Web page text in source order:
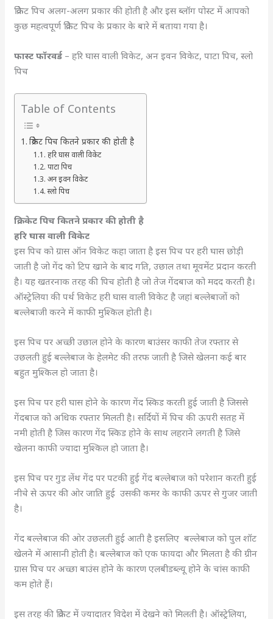
क्रिकेट पिच अलग-अलग प्रकार की होती है और इस ब्लॉग पोस्ट में आपको
कुछ महत्वपूर्ण क्रिकेट पिच के प्रकार के बारे में बताया गया है।
फास्ट फॉरवर्ड – हरि घास वाली विकेट, अन इवन विकेट, पाटा पिच, स्लो
पिच
Table of Contents
क्रिकेट पिच कितने प्रकार की होती है
हरि घास वाली विकेट
पाटा पिच
अन इवन विकेट
स्लो पिच
क्रिकेट पिच कितने प्रकार की होती है
हरि घास वाली विकेट
इस पिच को ग्रास ऑन विकेट कहा जाता है इस पिच पर हरी घास छोड़ी
जाती है जो गेंद को टिप खाने के बाद गति, उछाल तथा मूवमेंट प्रदान करती
है। यह खतरनाक तरह की पिच होती है जो तेज गेंदबाज को मदद करती है।
ऑस्ट्रेलिया की पर्थ विकेट हरी घास वाली विकेट है जहां बल्लेबाजों को
बल्लेबाजी करने में काफी मुश्किल होती है।
इस पिच पर अच्छी उछाल होने के कारण बाउंसर काफी तेज रफ्तार से
उछलती हुई बल्लेबाज के हेलमेट की तरफ जाती है जिसे खेलना कई बार
बहुत मुश्किल हो जाता है।
इस पिच पर हरी घास होने के कारण गेंद स्किड करती हुई जाती है जिससे
गेंदबाज को अधिक रफ्तार मिलती है। सर्दियों में पिच की ऊपरी सतह में
नमी होती है जिस कारण गेंद स्किड होने के साथ लहराने लगती है जिसे
खेलना काफी ज्यादा मुश्किल हो जाता है।
इस पिच पर गुड लेंथ गेंद पर पटकी हुई गेंद बल्लेबाज को परेशान करती हुई
नीचे से ऊपर की ओर जाति हुई उसकी कमर के काफी ऊपर से गुजर जाती
है।
गेंद बल्लेबाज की ओर उछलती हुई आती है इसलिए बल्लेबाज को पुल शॉट
खेलने में आसानी होती है। बल्लेबाज को एक फायदा और मिलता है की ग्रीन
ग्रास पिच पर अच्छा बाउंस होने के कारण एलबीडब्ल्यू होने के चांस काफी
कम होते हैं।
इस तरह की क्रिकेट में ज्यादातर विदेश में देखने को मिलती है। ऑस्ट्रेलिया,